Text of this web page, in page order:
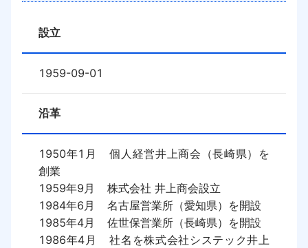
設立
1959-09-01
沿革
1950年1月	個人経営井上商会（長崎県）を
創業
1959年9月	株式会社 井上商会設立
1984年6月	名古屋営業所（愛知県）を開設
1985年4月	佐世保営業所（長崎県）を開設
1986年4月	社名を株式会社システック井上